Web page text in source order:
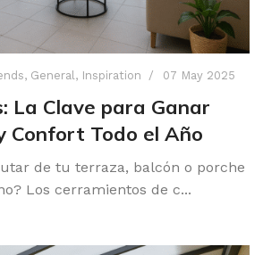
, General , Inspiration 07 May 2025
La Clave para Ganar
Confort Todo el Año
de tu terraza, balcón o porche
Los cerramientos de c...